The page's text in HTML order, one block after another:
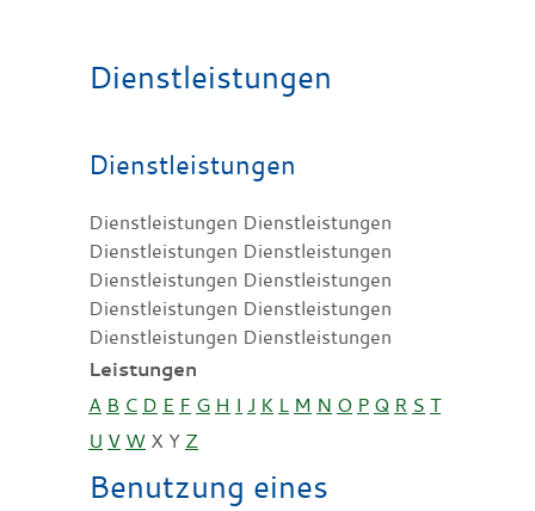
Dienstleistungen
Dienstleistungen
Dienstleistungen Dienstleistungen
Dienstleistungen Dienstleistungen
Dienstleistungen Dienstleistungen
Dienstleistungen Dienstleistungen
Dienstleistungen Dienstleistungen
Leistungen
A B C D E F G H I J K L M N O P Q R S T
U V W X Y Z
Benutzung eines